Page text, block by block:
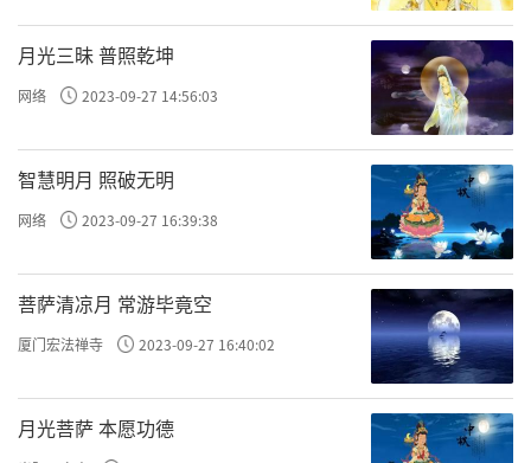
月光三昧 普照乾坤
网络 2023-09-27 14:56:03
智慧明月 照破无明
网络 2023-09-27 16:39:38
菩萨清凉月 常游毕竟空
厦门宏法禅寺 2023-09-27 16:40:02
月光菩萨 本愿功德